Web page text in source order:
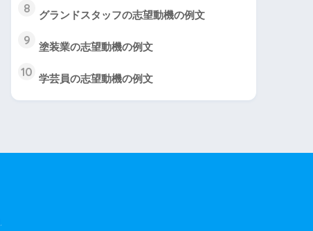
8 グランドスタッフの志望動機の例文
9 塗装業の志望動機の例文
10 学芸員の志望動機の例文